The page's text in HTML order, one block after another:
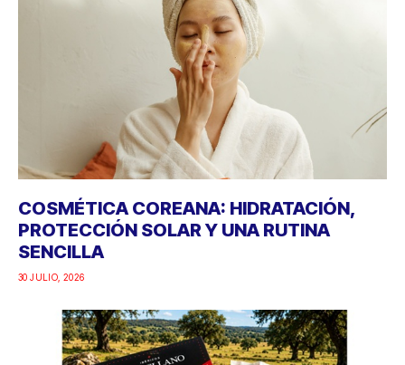
COSMÉTICA COREANA: HIDRATACIÓN,
PROTECCIÓN SOLAR Y UNA RUTINA
SENCILLA
30 JULIO, 2026